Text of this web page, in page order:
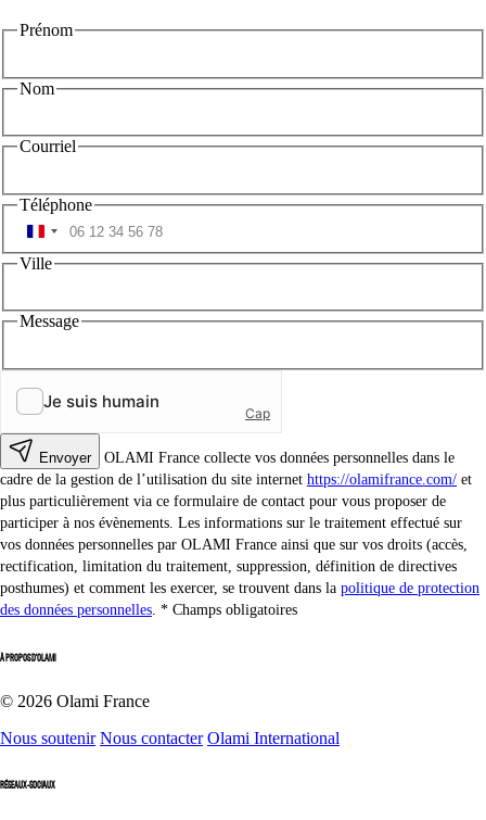
Prénom
Nom
Courriel
Téléphone
Ville
Message
Envoyer
OLAMI France collecte vos données personnelles dans le
cadre de la gestion de l’utilisation du site internet https://olamifrance.com/ et
plus particulièrement via ce formulaire de contact pour vous proposer de
participer à nos évènements. Les informations sur le traitement effectué sur
vos données personnelles par OLAMI France ainsi que sur vos droits (accès,
rectification, limitation du traitement, suppression, définition de directives
posthumes) et comment les exercer, se trouvent dans la politique de protection
des données personnelles
Champs obligatoires
À PROPOS D'OLAMI
© 2026 Olami France
Nous soutenir Nous contacter Olami International
RÉSEAUX-SOCIAUX